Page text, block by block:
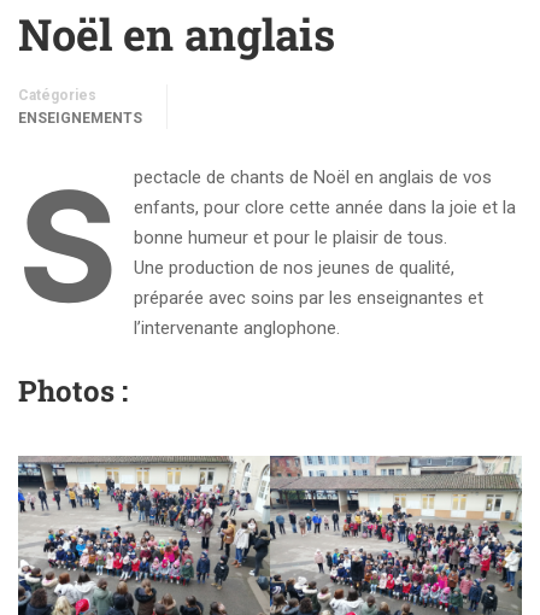
Noël en anglais
Catégories
ENSEIGNEMENTS
S
pectacle de chants de Noël en anglais de vos
enfants, pour clore cette année dans la joie et la
bonne humeur et pour le plaisir de tous.
Une production de nos jeunes de qualité,
préparée avec soins par les enseignantes et
l’intervenante anglophone.
Photos :